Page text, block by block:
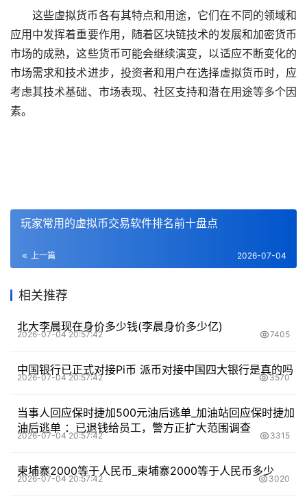
这些虚拟货币各有其特点和用途，它们在不同的领域和
应用中发挥着重要作用，随着区块链技术的发展和加密货币
市场的成熟，这些货币可能会继续演变，以适应不断变化的
市场需求和技术进步，投资者和用户在选择虚拟货币时，应
考虑其技术基础、市场表现、社区支持和潜在用途等多个因
素。
玩家常用的虚拟币交易软件排名前十盘点
上一篇 2026-07-04
相关推荐
北大李晨现在身价多少钱(李晨身价多少亿)
2026-07-04 20:57:42 7405
中国银行已正式对接Pi币 派币对接中国四大银行是真的吗
2026-07-04 20:57:42 3570
当事人回应保时捷加500元油后逃单_加油站回应保时捷加
油后逃单 ：已退钱给员工，警方正扩大范围调查
2026-07-04 20:57:42 3315
柬埔寨2000等于人民币_柬埔寨2000等于人民币多少
2026-07-04 20:57:42 3020